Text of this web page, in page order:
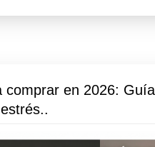
comprar en 2026: